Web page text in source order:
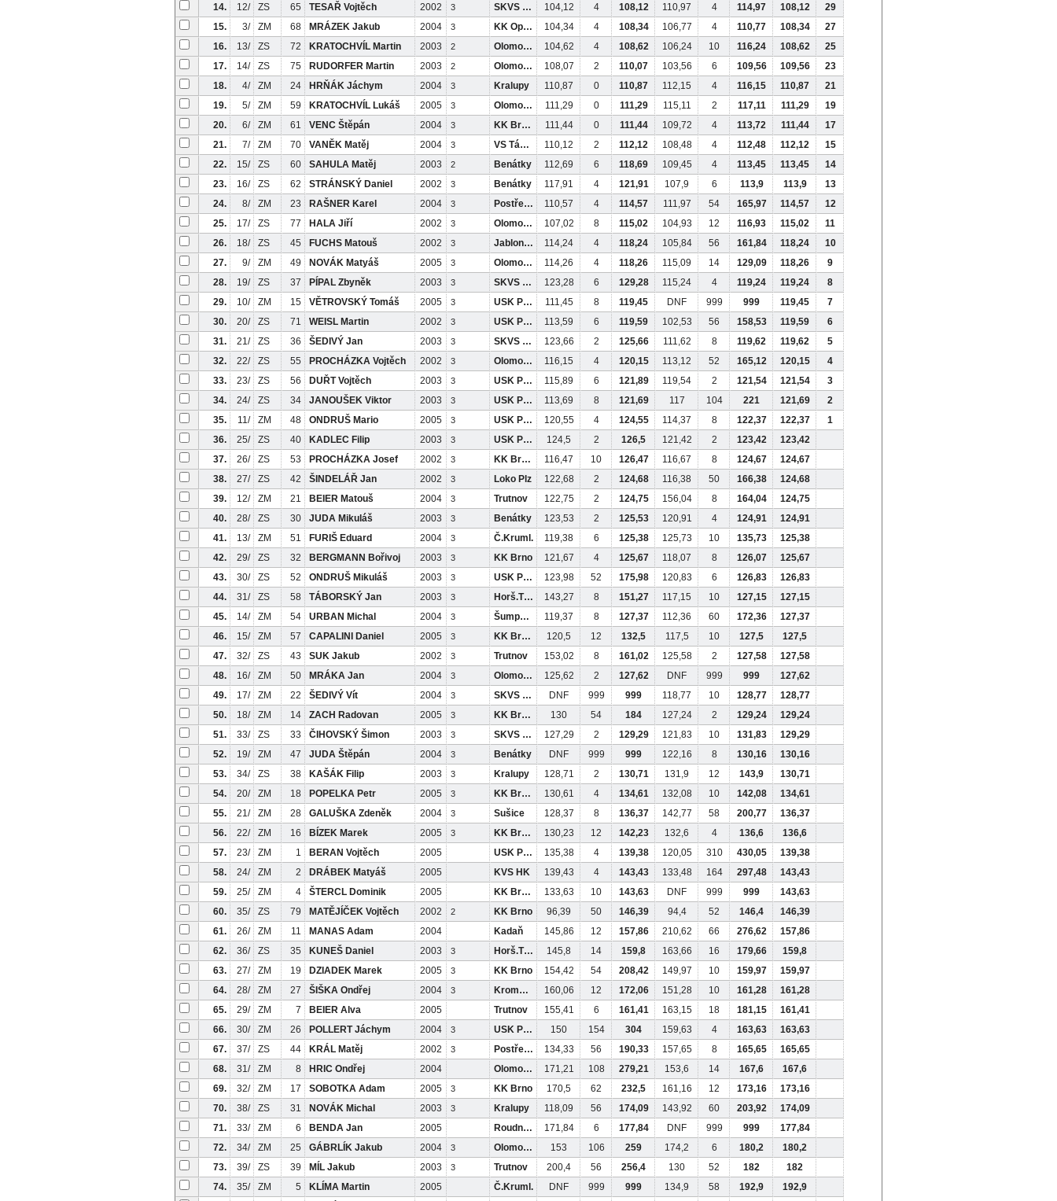
14.
12/ ZS 65 TESAŘ Vojtěch 2002 3 SKVS ČB 104,12 4 108,12 110,97 4 114,97 108,12
29
15.
3/ ZM 68 MRÁZEK Jakub 2004 3 KK Opava 104,34 4 108,34 106,77 4 110,77 108,34
27
16.
13/ ZS 72 KRATOCHVÍL Martin 2003 2 Olomouc 104,62 4 108,62 106,24 10 116,24 108,62
25
17.
14/ ZS 75 RUDORFER Martin 2003 2 Olomouc 108,07 2 110,07 103,56 6 109,56 109,56
23
18.
4/ ZM 24 HRŇÁK Jáchym 2004 3 Kralupy 110,87 0 110,87 112,15 4 116,15 110,87
21
19.
5/ ZM 59 KRATOCHVÍL Lukáš 2005 3 Olomouc 111,29 0 111,29 115,11 2 117,11 111,29
19
20.
6/ ZM 61 VENC Štěpán 2004 3 KK Brand 111,44 0 111,44 109,72 4 113,72 111,44
17
21.
7/ ZM 70 VANĚK Matěj 2004 3 VS Tábor 110,12 2 112,12 108,48 4 112,48 112,12
15
22.
15/ ZS 60 SAHULA Matěj 2003 2 Benátky 112,69 6 118,69 109,45 4 113,45 113,45
14
23.
16/ ZS 62 STRÁNSKÝ Daniel 2002 3 Benátky 117,91 4 121,91 107,9 6 113,9 113,9
13
24.
8/ ZM 23 RAŠNER Karel 2004 3 Postřelm 110,57 4 114,57 111,97 54 165,97 114,57
12
25.
17/ ZS 77 HALA Jiří 2002 3 Olomouc 107,02 8 115,02 104,93 12 116,93 115,02
11
26.
18/ ZS 45 FUCHS Matouš 2002 3 Jablonec 114,24 4 118,24 105,84 56 161,84 118,24
10
27.
9/ ZM 49 NOVÁK Matyáš 2005 3 Olomouc 114,26 4 118,26 115,09 14 129,09 118,26
9
28.
19/ ZS 37 PÍPAL Zbyněk 2003 3 SKVS ČB 123,28 6 129,28 115,24 4 119,24 119,24
8
29.
10/ ZM 15 VĚTROVSKÝ Tomáš 2005 3 USK Pha 111,45 8 119,45 DNF 999 999 119,45
7
30.
20/ ZS 71 WEISL Martin 2002 3 USK Pha 113,59 6 119,59 102,53 56 158,53 119,59
6
31.
21/ ZS 36 ŠEDIVÝ Jan 2003 3 SKVS ČB 123,66 2 125,66 111,62 8 119,62 119,62
5
32.
22/ ZS 55 PROCHÁZKA Vojtěch 2002 3 Olomouc 116,15 4 120,15 113,12 52 165,12 120,15
4
33.
23/ ZS 56 DUŘT Vojtěch 2003 3 USK Pha 115,89 6 121,89 119,54 2 121,54 121,54
3
34.
24/ ZS 34 JANOUŠEK Viktor 2003 3 USK Pha 113,69 8 121,69 117 104 221 121,69
2
35.
11/ ZM 48 ONDRUŠ Mario 2005 3 USK Pha 120,55 4 124,55 114,37 8 122,37 122,37
1
36.
25/ ZS 40 KADLEC Filip 2003 3 USK Pha 124,5 2 126,5 121,42 2 123,42
123,42
37.
26/ ZS 53 PROCHÁZKA Josef 2002 3 KK Brand 116,47 10 126,47 116,67 8 124,67
124,67
38.
27/ ZS 42 ŠINDELÁŘ Jan 2002 3 Loko Plz 122,68 2 124,68 116,38 50 166,38
124,68
39.
12/ ZM 21 BEIER Matouš 2004 3 Trutnov 122,75 2 124,75 156,04 8 164,04
124,75
40.
28/ ZS 30 JUDA Mikuláš 2003 3 Benátky 123,53 2 125,53 120,91 4 124,91
124,91
41.
13/ ZM 51 FURIŠ Eduard 2004 3 Č.Kruml. 119,38 6 125,38 125,73 10 135,73
125,38
42.
29/ ZS 32 BERGMANN Bořivoj 2003 3 KK Brno 121,67 4 125,67 118,07 8 126,07
125,67
43.
30/ ZS 52 ONDRUŠ Mikuláš 2003 3 USK Pha 123,98 52 175,98 120,83 6 126,83
126,83
44.
31/ ZS 58 TÁBORSKÝ Jan 2003 3 Horš.Týn 143,27 8 151,27 117,15 10 127,15
127,15
45.
14/ ZM 54 URBAN Michal 2004 3 Šumperk 119,37 8 127,37 112,36 60 172,36
127,37
46.
15/ ZM 57 CAPALINI Daniel 2005 3 KK Brand 120,5 12 132,5 117,5 10 127,5
127,5
47.
32/ ZS 43 SUK Jakub 2002 3 Trutnov 153,02 8 161,02 125,58 2 127,58
127,58
48.
16/ ZM 50 MRÁKA Jan 2004 3 Olomouc 125,62 2 127,62 DNF 999 999
127,62
49.
17/ ZM 22 ŠEDIVÝ Vít 2004 3 SKVS ČB DNF 999 999 118,77 10 128,77
128,77
50.
18/ ZM 14 ZACH Radovan 2005 3 KK Brand 130 54 184 127,24 2 129,24
129,24
51.
33/ ZS 33 ČIHOVSKÝ Šimon 2003 3 SKVS ČB 127,29 2 129,29 121,83 10 131,83
129,29
52.
19/ ZM 47 JUDA Štěpán 2004 3 Benátky DNF 999 999 122,16 8 130,16
130,16
53.
34/ ZS 38 KAŠÁK Filip 2003 3 Kralupy 128,71 2 130,71 131,9 12 143,9
130,71
54.
20/ ZM 18 POPELKA Petr 2005 3 KK Brand 130,61 4 134,61 132,08 10 142,08
134,61
55.
21/ ZM 28 GALUŠKA Zdeněk 2004 3 Sušice 128,37 8 136,37 142,77 58 200,77
136,37
56.
22/ ZM 16 BÍZEK Marek 2005 3 KK Brand 130,23 12 142,23 132,6 4 136,6
136,6
57.
23/ ZM 1 BERAN Vojtěch 2005 USK Pha 135,38 4 139,38 120,05 310 430,05
139,38
58.
24/ ZM 2 DRÁBEK Matyáš 2005 KVS HK 139,43 4 143,43 133,48 164 297,48
143,43
59.
25/ ZM 4 ŠTERCL Dominik 2005 KK Brand 133,63 10 143,63 DNF 999 999
143,63
60.
35/ ZS 79 MATĚJÍČEK Vojtěch 2002 2 KK Brno 96,39 50 146,39 94,4 52 146,4
146,39
61.
26/ ZM 11 MANAS Adam 2004 Kadaň 145,86 12 157,86 210,62 66 276,62
157,86
62.
36/ ZS 35 KUNEŠ Daniel 2003 3 Horš.Týn 145,8 14 159,8 163,66 16 179,66
159,8
63.
27/ ZM 19 DZIADEK Marek 2005 3 KK Brno 154,42 54 208,42 149,97 10 159,97
159,97
64.
28/ ZM 27 ŠIŠKA Ondřej 2004 3 Kroměříž 160,06 12 172,06 151,28 10 161,28
161,28
65.
29/ ZM 7 BEIER Alva 2005 Trutnov 155,41 6 161,41 163,15 18 181,15
161,41
66.
30/ ZM 26 POLLERT Jáchym 2004 3 USK Pha 150 154 304 159,63 4 163,63
163,63
67.
37/ ZS 44 KRÁL Matěj 2002 3 Postřelm 134,33 56 190,33 157,65 8 165,65
165,65
68.
31/ ZM 8 HRIC Ondřej 2004 Olomouc 171,21 108 279,21 153,6 14 167,6
167,6
69.
32/ ZM 17 SOBOTKA Adam 2005 3 KK Brno 170,5 62 232,5 161,16 12 173,16
173,16
70.
38/ ZS 31 NOVÁK Michal 2003 3 Kralupy 118,09 56 174,09 143,92 60 203,92
174,09
71.
33/ ZM 6 BENDA Jan 2005 Roudnice 171,84 6 177,84 DNF 999 999
177,84
72.
34/ ZM 25 GÁBRLÍK Jakub 2004 3 Olomouc 153 106 259 174,2 6 180,2
180,2
73.
39/ ZS 39 MÍL Jakub 2003 3 Trutnov 200,4 56 256,4 130 52 182
182
74.
35/ ZM 5 KLÍMA Martin 2005 Č.Kruml. DNF 999 999 134,9 58 192,9
192,9